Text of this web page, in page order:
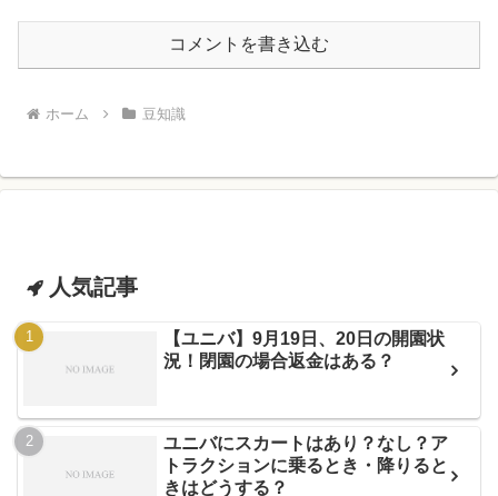
コメントを書き込む
ホーム 豆知識
人気記事
【ユニバ】9月19日、20日の開園状
況！閉園の場合返金はある？
ユニバにスカートはあり？なし？ア
トラクションに乗るとき・降りると
きはどうする？